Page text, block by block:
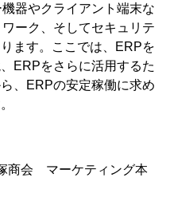
器やクライアント端末な
ーク、そしてセキュリテ
ます。ここでは、ERPを
ERPをさらに活用するた
、ERPの安定稼働に求め
商会 マーケティング本